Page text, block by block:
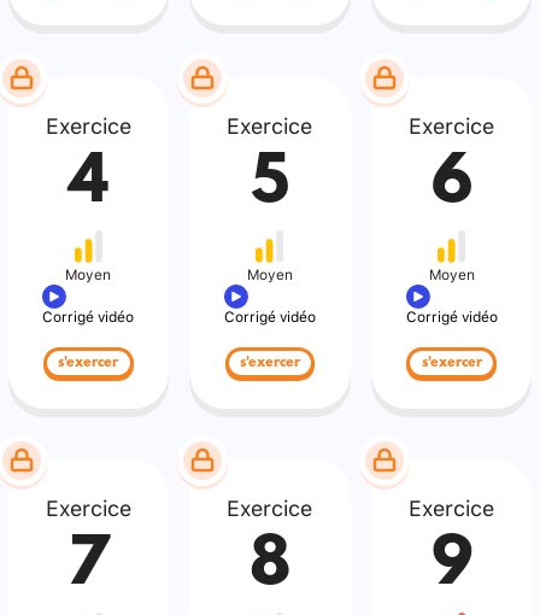
Exercice
4
Moyen
Corrigé vidéo
s'exercer
Exercice
5
Moyen
Corrigé vidéo
s'exercer
Exercice
6
Moyen
Corrigé vidéo
s'exercer
Exercice
7
Exercice
8
Exercice
9